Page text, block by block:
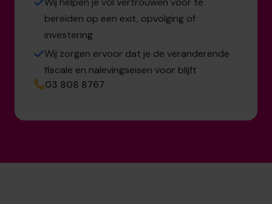
bereiden op een exit, opvolging of
investering
Wij zorgen ervoor dat je de veranderende
fiscale en nalevingseisen voor blijft
03 808 8767